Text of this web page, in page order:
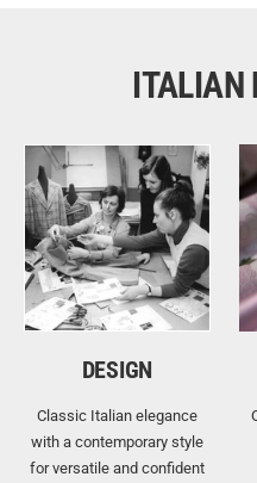
ITALIAN
DESIGN
Classic Italian elegance
with a contemporary style
for versatile and confident